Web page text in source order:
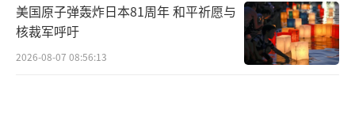
欧洲舆论批评，特朗普政府图谋夺取格陵
兰岛并将动武作为选项之一，是对现行国际秩
美国原子弹轰炸日本81周年 和平祈愿与
核裁军呼吁
2026-08-07 08:56:13